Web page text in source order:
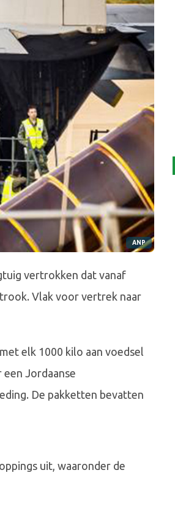
ANP
vertrokken dat vanaf
Vlak voor vertrek naar
elk 1000 kilo aan voedsel
Jordaanse
De pakketten bevatten
uit, waaronder de